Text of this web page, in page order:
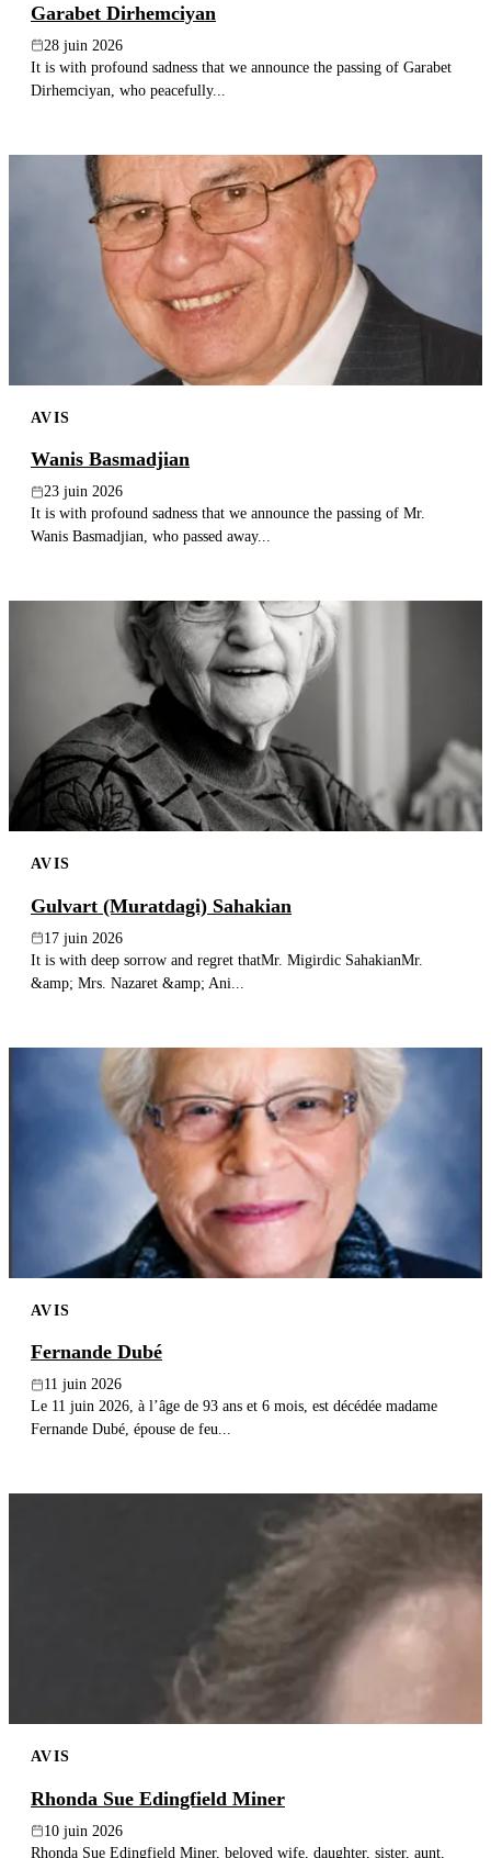
Garabet Dirhemciyan
28 juin 2026
It is with profound sadness that we announce the passing of Garabet
Dirhemciyan, who peacefully...
AVIS
Wanis Basmadjian
23 juin 2026
It is with profound sadness that we announce the passing of Mr.
Wanis Basmadjian, who passed away...
AVIS
Gulvart (Muratdagi) Sahakian
17 juin 2026
It is with deep sorrow and regret thatMr. Migirdic SahakianMr.
&amp; Mrs. Nazaret &amp; Ani...
AVIS
Fernande Dubé
11 juin 2026
Le 11 juin 2026, à l’âge de 93 ans et 6 mois, est décédée madame
Fernande Dubé, épouse de feu...
AVIS
Rhonda Sue Edingfield Miner
10 juin 2026
Rhonda Sue Edingfield Miner, beloved wife, daughter, sister, aunt,